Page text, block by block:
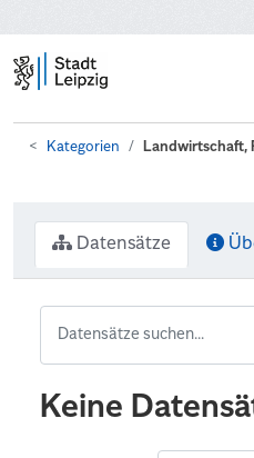
Kategorien Landwirtschaft,
Datensätze
Keine